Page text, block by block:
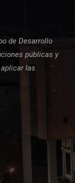
de Desarrollo
públicas y
las